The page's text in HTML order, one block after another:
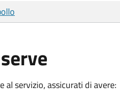
al servizio, assicurati di avere: